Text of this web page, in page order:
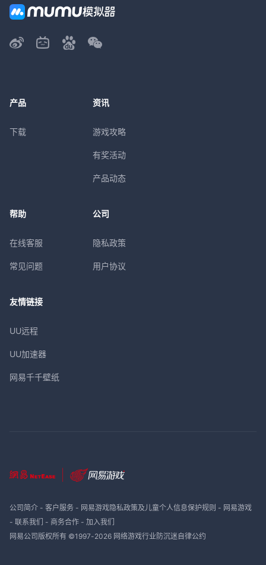
产品
下载
资讯
游戏攻略
有奖活动
产品动态
帮助
在线客服
常见问题
公司
隐私政策
用户协议
友情链接
UU远程
UU加速器
网易千千壁纸
公司简介- 客户服务- 网易游戏隐私政策及儿童个人信息保护规则 - 网易游戏
- 联系我们 - 商务合作- 加入我们
网易公司版权所有 ©1997-2026 网络游戏行业防沉迷自律公约